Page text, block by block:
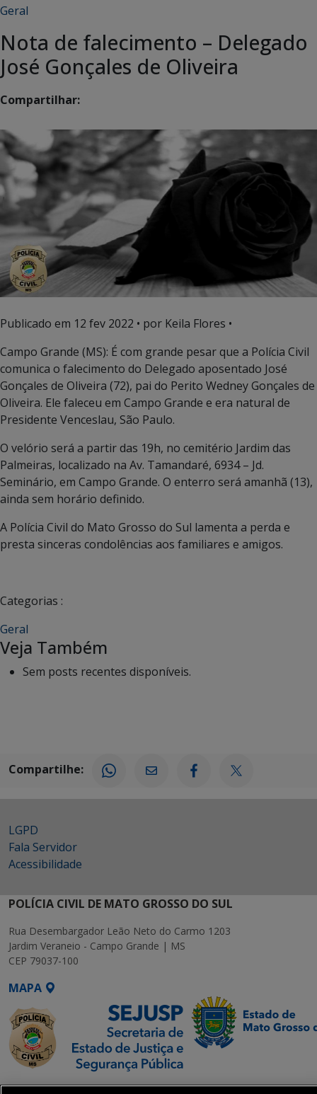
Geral
Nota de falecimento – Delegado
José Gonçales de Oliveira
Compartilhar:
Publicado em 12 fev 2022 • por Keila Flores •
Campo Grande (MS): É com grande pesar que a Polícia Civil
comunica o falecimento do Delegado aposentado José
Gonçales de Oliveira (72), pai do Perito Wedney Gonçales de
Oliveira. Ele faleceu em Campo Grande e era natural de
Presidente Venceslau, São Paulo.
O velório será a partir das 19h, no cemitério Jardim das
Palmeiras, localizado na Av. Tamandaré, 6934 – Jd.
Seminário, em Campo Grande. O enterro será amanhã (13),
ainda sem horário definido.
A Polícia Civil do Mato Grosso do Sul lamenta a perda e
presta sinceras condolências aos familiares e amigos.
Categorias :
Geral
Veja Também
Sem posts recentes disponíveis.
Compartilhe:
LGPD
Fala Servidor
Acessibilidade
POLÍCIA CIVIL DE MATO GROSSO DO SUL
Rua Desembargador Leão Neto do Carmo 1203
Jardim Veraneio - Campo Grande | MS
CEP 79037-100
MAPA
SETDIG | Secretaria-